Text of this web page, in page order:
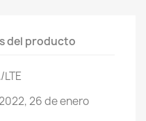
del producto
26 de enero